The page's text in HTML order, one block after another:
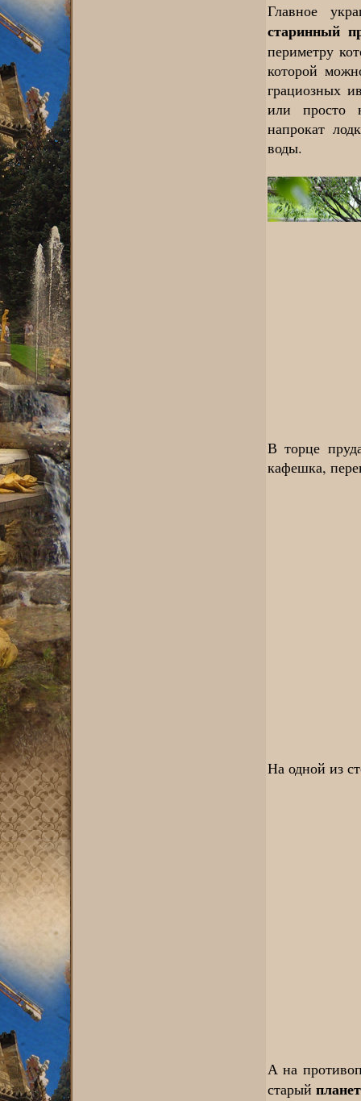
Главное
старинный
периметру
которой
грациозных
или просто
напрокат
воды.
В торце
кафешка,
На одной из
А на
старый